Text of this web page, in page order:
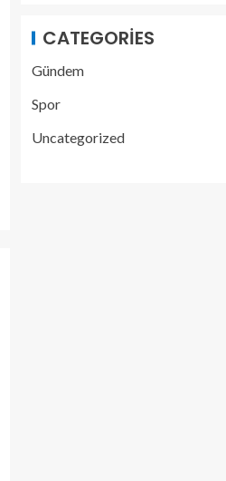
CATEGORIES
Gündem
Spor
Uncategorized